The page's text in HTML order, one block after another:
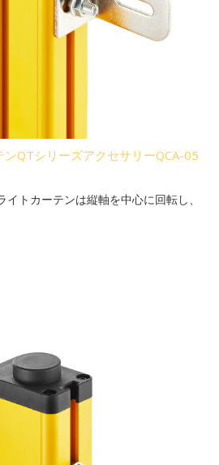
QTシリーズアクセサリーQCA-05
トカーテンは縦軸を中心に回転し、